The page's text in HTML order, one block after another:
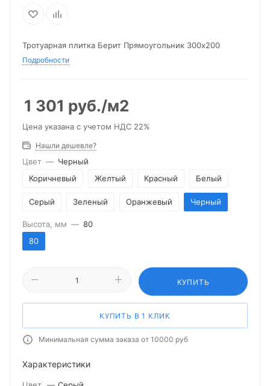
Тротуарная плитка Берит Прямоугольник 300х200
Подробности
1 301 руб./м2
Цена указана с учетом НДС 22%
Нашли дешевле?
Цвет — Черный
Коричневый
Желтый Красный Белый
Серый Зеленый Оранжевый Черный
Высота, мм — 80
80
КУПИТЬ
КУПИТЬ В 1 КЛИК
Минимальная сумма заказа от 10000 руб
Характеристики